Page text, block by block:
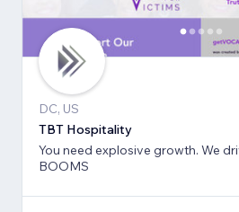
DC, US
TBT Hospitality
You need explosive growth. We
BOOMS